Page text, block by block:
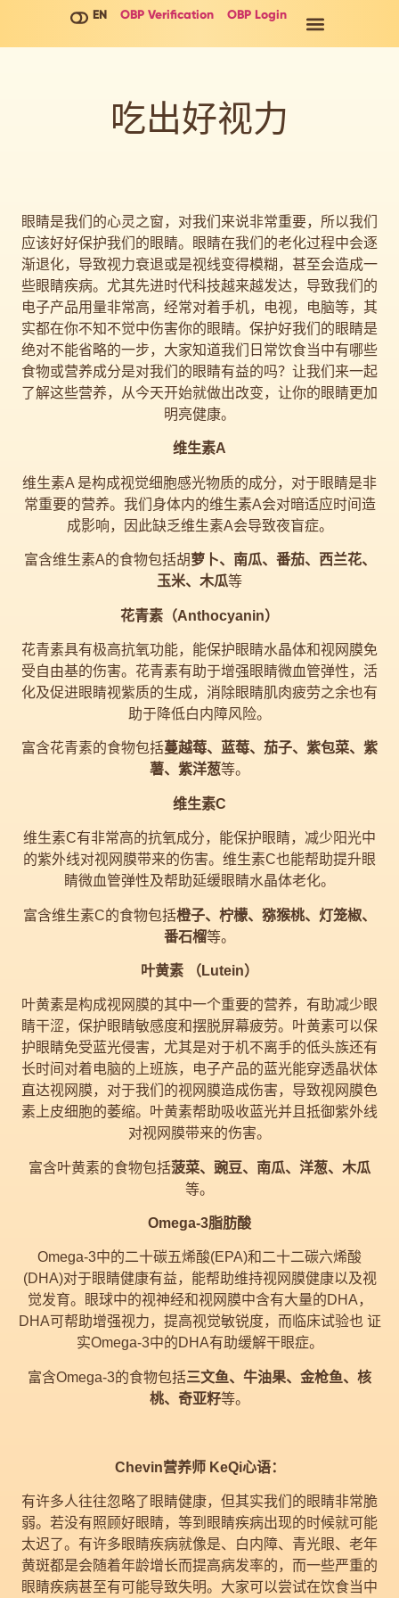
EN OBP Verification OBP Login
吃出好视力
眼睛是我们的心灵之窗，对我们来说非常重要，所以我们
应该好好保护我们的眼睛。眼睛在我们的老化过程中会逐
渐退化，导致视力衰退或是视线变得模糊，甚至会造成一
些眼睛疾病。尤其先进时代科技越来越发达，导致我们的
电子产品用量非常高，经常对着手机，电视，电脑等，其
实都在你不知不觉中伤害你的眼睛。保护好我们的眼睛是
绝对不能省略的一步，大家知道我们日常饮食当中有哪些
食物或营养成分是对我们的眼睛有益的吗？让我们来一起
了解这些营养，从今天开始就做出改变，让你的眼睛更加
明亮健康。
维生素A
维生素A 是构成视觉细胞感光物质的成分，对于眼睛是非
常重要的营养。我们身体内的维生素A会对暗适应时间造
成影响，因此缺乏维生素A会导致夜盲症。
富含维生素A的食物包括胡萝卜、南瓜、番茄、西兰花、
玉米、木瓜等
花青素（Anthocyanin）
花青素具有极高抗氧功能，能保护眼睛水晶体和视网膜免
受自由基的伤害。花青素有助于增强眼睛微血管弹性，活
化及促进眼睛视紫质的生成，消除眼睛肌肉疲劳之余也有
助于降低白内障风险。
富含花青素的食物包括蔓越莓、蓝莓、茄子、紫包菜、紫
薯、紫洋葱等。
维生素C
维生素C有非常高的抗氧成分，能保护眼睛，减少阳光中
的紫外线对视网膜带来的伤害。维生素C也能帮助提升眼
睛微血管弹性及帮助延缓眼睛水晶体老化。
富含维生素C的食物包括橙子、柠檬、猕猴桃、灯笼椒、
番石榴等。
叶黄素 （Lutein）
叶黄素是构成视网膜的其中一个重要的营养，有助减少眼
睛干涩，保护眼睛敏感度和摆脱屏幕疲劳。叶黄素可以保
护眼睛免受蓝光侵害，尤其是对于机不离手的低头族还有
长时间对着电脑的上班族，电子产品的蓝光能穿透晶状体
直达视网膜，对于我们的视网膜造成伤害，导致视网膜色
素上皮细胞的萎缩。叶黄素帮助吸收蓝光并且抵御紫外线
对视网膜带来的伤害。
富含叶黄素的食物包括菠菜、豌豆、南瓜、洋葱、木瓜
等。
Omega-3脂肪酸
Omega-3中的二十碳五烯酸(EPA)和二十二碳六烯酸
(DHA)对于眼睛健康有益，能帮助维持视网膜健康以及视
觉发育。眼球中的视神经和视网膜中含有大量的DHA，
DHA可帮助增强视力，提高视觉敏锐度，而临床试验也 证
实Omega-3中的DHA有助缓解干眼症。
富含Omega-3的食物包括三文鱼、牛油果、金枪鱼、核
桃、奇亚籽等。
Chevin营养师 KeQi心语：
有许多人往往忽略了眼睛健康，但其实我们的眼睛非常脆
弱。若没有照顾好眼睛，等到眼睛疾病出现的时候就可能
太迟了。有许多眼睛疾病就像是、白内障、青光眼、老年
黄斑都是会随着年龄增长而提高病发率的，而一些严重的
眼睛疾病甚至有可能导致失明。大家可以尝试在饮食当中